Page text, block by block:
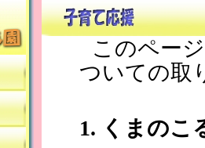
このペー
ついての取
1. くまのこ